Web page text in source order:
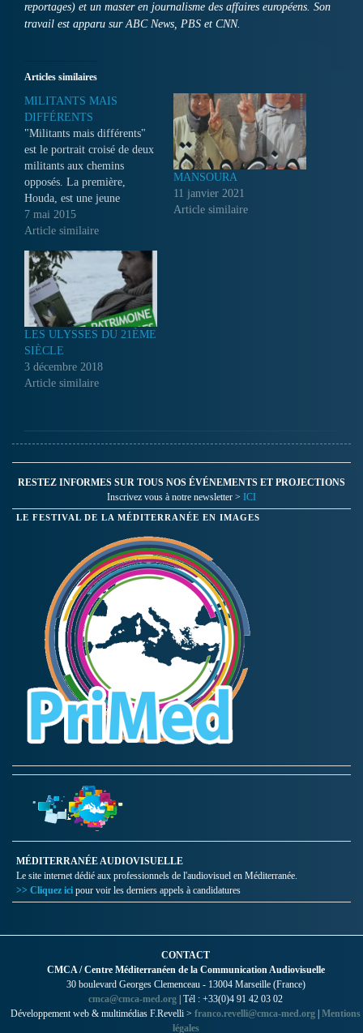
reportages) et un master en journalisme des affaires européens. Son
travail est apparu sur ABC News, PBS et CNN.
Articles similaires
MILITANTS MAIS
DIFFÉRENTS
"Militants mais différents"
est le portrait croisé de deux
militants aux chemins
opposés. La première,
Houda, est une jeune
associative d'un quartier
périphérique de Casablanca,
précarité et
désorganisation...
7 mai 2015
Article similaire
MANSOURA
11 janvier 2021
Article similaire
LES ULYSSES DU 21ÈME
SIÈCLE
3 décembre 2018
Article similaire
RESTEZ INFORMES SUR TOUS NOS ÉVÉNEMENTS ET PROJECTIONS
Inscrivez vous à notre newsletter > ICI
LE FESTIVAL DE LA MÉDITERRANÉE EN IMAGES
MÉDITERRANÉE AUDIOVISUELLE
Le site internet dédié aux professionnels de l'audiovisuel en Méditerranée.
>> Cliquez ici pour voir les derniers appels à candidatures
CONTACT
CMCA / Centre Méditerranéen de la Communication Audiovisuelle
30 boulevard Georges Clemenceau - 13004 Marseille (France)
cmca@cmca-med.org | Tél : +33(0)4 91 42 03 02
Développement web & multimédias F.Revelli > franco.revelli@cmca-med.org Mentions
légales